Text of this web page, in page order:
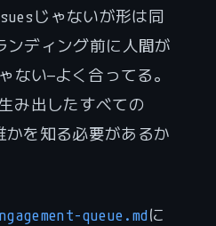
じゃないが形は同
ンディング前に人間が
ない—よく合ってる。
み出したすべての
を知る必要があるか
queue.mdに